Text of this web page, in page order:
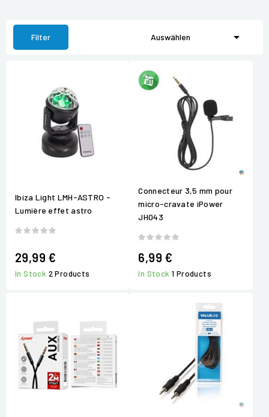
Filter Auswählen 
Ibiza Light LMH-ASTRO -
Lumière effet astro
29,99 €
In Stock 2 Products
Connecteur 3,5 mm pour
micro-cravate iPower
JH043
6,99 €
In Stock1 Products